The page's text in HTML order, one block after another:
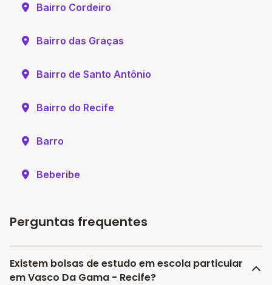
Bairro Cordeiro
Bairro das Graças
Bairro de Santo Antônio
Bairro do Recife
Barro
Beberibe
Perguntas frequentes
Existem bolsas de estudo em escola particular
em Vasco Da Gama - Recife?